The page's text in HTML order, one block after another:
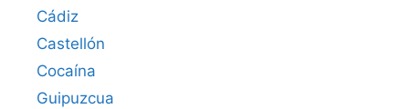
Cádiz
Castellón
Cocaína
Guipuzcua